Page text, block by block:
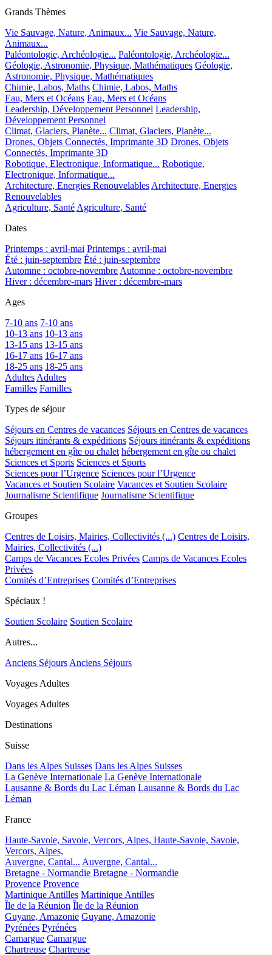
Grands Thèmes
Vie Sauvage, Nature, Animaux... Vie Sauvage, Nature,
Animaux...
Paléontologie, Archéologie... Paléontologie, Archéologie...
Géologie, Astronomie, Physique, Mathématiques Géologie,
Astronomie, Physique, Mathématiques
Chimie, Labos, Maths Chimie, Labos, Maths
Eau, Mers et Océans Eau, Mers et Océans
Leadership, Développement Personnel Leadership,
Développement Personnel
Climat, Glaciers, Planète... Climat, Glaciers, Planète...
Drones, Objets Connectés, Imprimante 3D Drones, Objets
Connectés, Imprimante 3D
Robotique, Electronique, Informatique... Robotique,
Electronique, Informatique...
Architecture, Energies RenouvelablesArchitecture, Energies
Renouvelables
Agriculture, SantéAgriculture, Santé
Dates
Printemps : avril-mai Printemps : avril-mai
Été : juin-septembre Été : juin-septembre
Automne : octobre-novembreAutomne : octobre-novembre
Hiver : décembre-mars Hiver : décembre-mars
Ages
7-10 ans 7-10 ans
10-13 ans 10-13 ans
13-15 ans 13-15 ans
16-17 ans 16-17 ans
18-25 ans 18-25 ans
AdultesAdultes
Familles Familles
Types de séjour
Séjours en Centres de vacances Séjours en Centres de vacances
Séjours itinérants & expéditions Séjours itinérants & expéditions
hébergement en gîte ou chalet hébergement en gîte ou chalet
Sciences et Sports Sciences et Sports
Sciences pour l’Urgence Sciences pour l’Urgence
Vacances et Soutien Scolaire Vacances et Soutien Scolaire
Journalisme Scientifique Journalisme Scientifique
Groupes
Centres de Loisirs, Mairies, Collectivités (...) Centres de Loisirs,
Mairies, Collectivités (...)
Camps de Vacances Ecoles Privées Camps de Vacances Ecoles
Privées
Comités d’Entreprises Comités d’Entreprises
Spéciaux !
Soutien Scolaire Soutien Scolaire
Autres...
Anciens SéjoursAnciens Séjours
Voyages Adultes
Voyages Adultes
Destinations
Suisse
Dans les Alpes Suisses Dans les Alpes Suisses
La Genève Internationale La Genève Internationale
Lausanne & Bords du Lac Léman Lausanne & Bords du Lac
Léman
France
Haute-Savoie, Savoie, Vercors, Alpes, Haute-Savoie, Savoie,
Vercors, Alpes,
Auvergne, Cantal... Auvergne, Cantal...
Bretagne - Normandie Bretagne - Normandie
Provence Provence
Martinique Antilles Martinique Antilles
Île de la Réunion Île de la Réunion
Guyane, Amazonie Guyane, Amazonie
Pyrénées Pyrénées
Camargue Camargue
Chartreuse Chartreuse